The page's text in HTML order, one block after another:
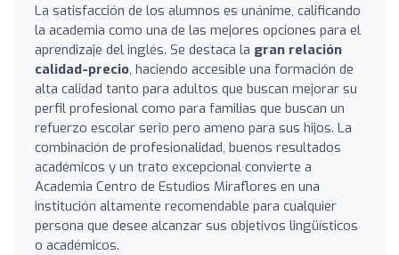
La satisfacción de los alumnos es unánime, calificando
la academia como una de las mejores opciones para el
aprendizaje del inglés. Se destaca la gran relación
calidad-precio, haciendo accesible una formación de
alta calidad tanto para adultos que buscan mejorar su
perfil profesional como para familias que buscan un
refuerzo escolar serio pero ameno para sus hijos. La
combinación de profesionalidad, buenos resultados
académicos y un trato excepcional convierte a
Academia Centro de Estudios Miraflores en una
institución altamente recomendable para cualquier
persona que desee alcanzar sus objetivos lingüísticos
o académicos.